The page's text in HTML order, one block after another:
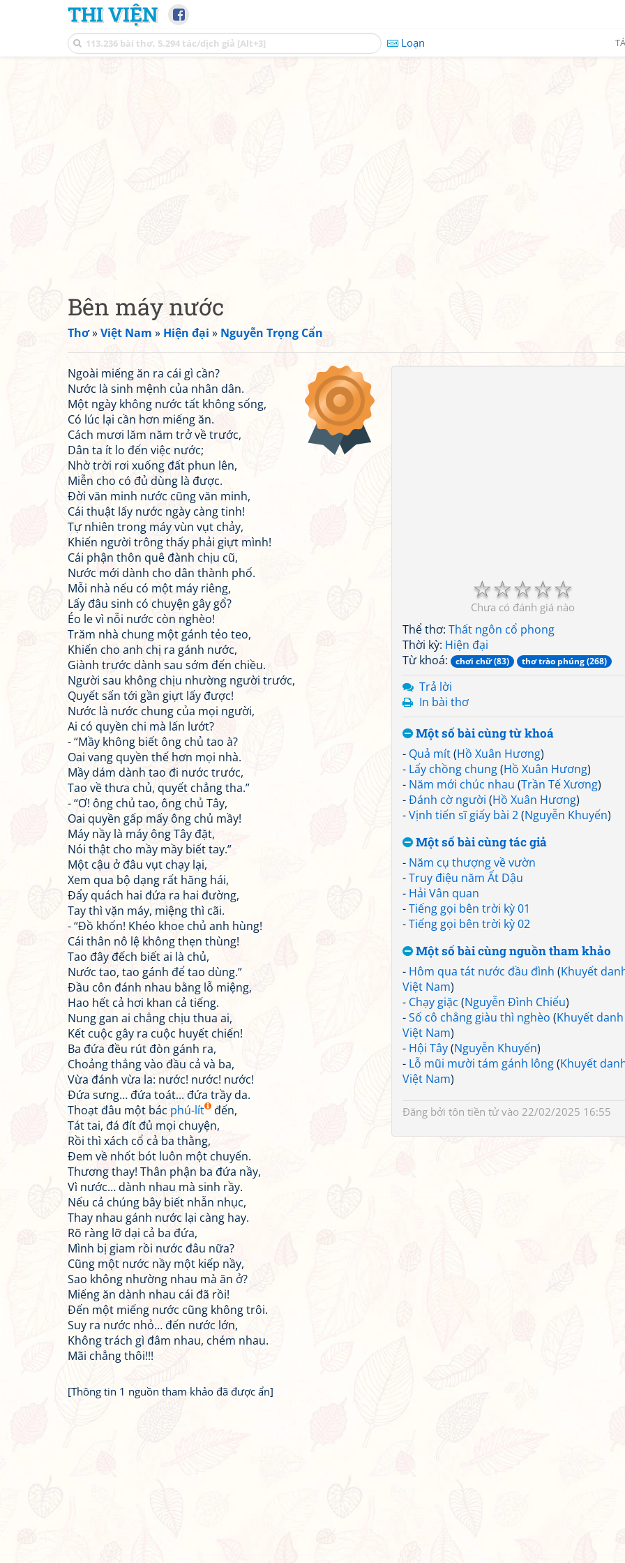
THI VIỆN
Loạn
Bên máy nước
Thơ»Việt Nam » Hiện đại » Nguyễn Trọng Cẩn
☆
☆
☆
☆
☆
Chưa có đánh giá nào
Thể thơ: Thất ngôn cổ phong
Thời kỳ: Hiện đại
Từ khoá:
chơi chữ (83) thơ trào phúng (268)
Trả lời
In bài thơ
Một số bài cùng từ khoá
- Quả mít(Hồ Xuân Hương)
- Lấy chồng chung(Hồ Xuân Hương)
- Năm mới chúc nhau (Trần Tế Xương)
-Đánh cờ người (Hồ Xuân Hương)
-Vịnh tiến sĩ giấy bài 2(Nguyễn Khuyến)
Một số bài cùng tác giả
- Năm cụ thượng về vườn
-Truy điệu năm Ất Dậu
- Hải Vân quan
-Tiếng gọi bên trời kỳ 01
-Tiếng gọi bên trời kỳ 02
Một số bài cùng nguồn tham khảo
- Hôm qua tát nước đầu đình (Khuyết
Việt Nam)
- Chạy giặc (Nguyễn Đình Chiểu)
-Số cô chẳng giàu thì nghèo (Khuyết danh
Việt Nam)
- Hội Tây(Nguyễn Khuyến)
- Lỗ mũi mười tám gánh lông(Khuyết
Việt Nam)
Đăng bởi tôn tiền tửvào 22/02/2025 16:55
Ngoài miếng ăn ra cái gì cần?
Nước là sinh mệnh của nhân dân.
Một ngày không nước tất không sống,
Có lúc lại cần hơn miếng ăn.
Cách mươi lăm năm trở về trước,
Dân ta ít lo đến việc nước;
Nhờ trời rơi xuống đất phun lên,
Miễn cho có đủ dùng là được.
Đời văn minh nước cũng văn minh,
Cái thuật lấy nước ngày càng tinh!
Tự nhiên trong máy vùn vụt chảy,
Khiến người trông thấy phải giựt mình!
Cái phận thôn quê đành chịu cũ,
Nước mới dành cho dân thành phố.
Mỗi nhà nếu có một máy riêng,
Lấy đâu sinh có chuyện gây gổ?
Éo le vì nỗi nước còn nghèo!
Trăm nhà chung một gánh tẻo teo,
Khiến cho anh chị ra gánh nước,
Giành trước dành sau sớm đến chiều.
Người sau không chịu nhường người trước,
Quyết sấn tới gần giựt lấy được!
Nước là nước chung của mọi người,
Ai có quyền chi mà lấn lướt?
- “Mầy không biết ông chủ tao à?
Oai vang quyền thế hơn mọi nhà.
Mầy dám dành tao đi nước trước,
Tao về thưa chủ, quyết chẳng tha.”
- “Ơ! ông chủ tao, ông chủ Tây,
Oai quyền gấp mấy ông chủ mầy!
Máy nầy là máy ông Tây đặt,
Nói thật cho mầy mầy biết tay.”
Một cậu ở đâu vụt chạy lại,
Xem qua bộ dạng rất hăng hái,
Đẩy quách hai đứa ra hai đường,
Tay thì vặn máy, miệng thì cãi.
- “Đồ khốn! Khéo khoe chủ anh hùng!
Cái thân nô lệ không thẹn thùng!
Tao đây đếch biết ai là chủ,
Nước tao, tao gánh để tao dùng.”
Đầu côn đánh nhau bằng lỗ miệng,
Hao hết cả hơi khan cả tiếng.
Nung gan ai chẳng chịu thua ai,
Kết cuộc gây ra cuộc huyết chiến!
Ba đứa đều rút đòn gánh ra,
Choảng thẳng vào đầu cả và ba,
Vừa đánh vừa la: nước! nước! nước!
Đứa sưng… đứa toát... đứa trầy da.
Thoạt đâu một bác phú-lít
đến,
Tát tai, đá đít đủ mọi chuyện,
Rồi thì xách cổ cả ba thằng,
Đem về nhốt bót luôn một chuyến.
Thương thay! Thân phận ba đứa nầy,
Vì nước… dành nhau mà sinh rầy.
Nếu cả chúng bây biết nhẫn nhục,
Thay nhau gánh nước lại càng hay.
Rõ ràng lỡ dại cả ba đứa,
Mình bị giam rồi nước đâu nữa?
Cũng một nước nầy một kiếp nầy,
Sao không nhường nhau mà ăn ở?
Miếng ăn dành nhau cái đã rồi!
Đến một miếng nước cũng không trôi.
Suy ra nước nhỏ… đến nước lớn,
Không trách gì đâm nhau, chém nhau.
Mãi chẳng thôi!!!
[Thông tin 1 nguồn tham khảo đã được ẩn]